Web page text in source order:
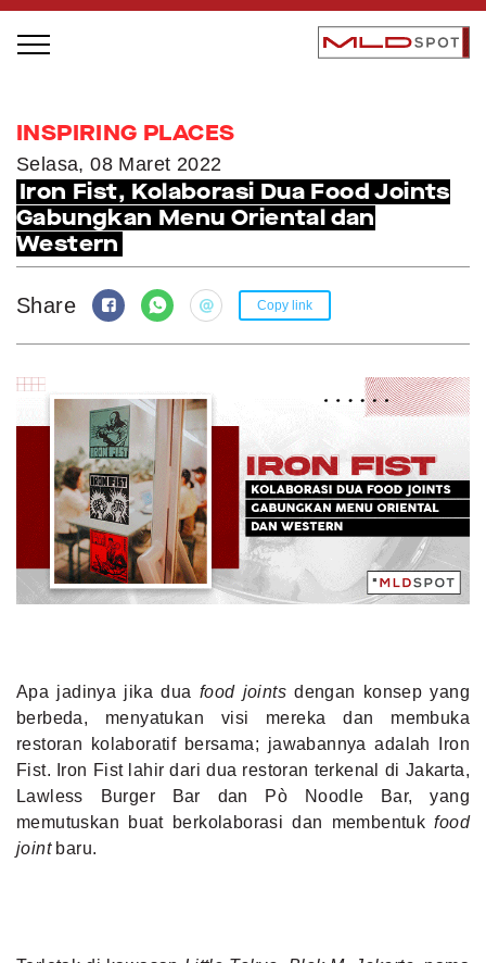
LOCAL GREATNESS
INSPIRING PEOPLE
INSPIRING PRODUCTS
INSPIRING PLACES
INSPIRING COMMUNITIES
TRENDING
EVENTS
MLDPODCAST
VIDEOS
MLDPOINTS
SEARCH
INSPIRING PLACES
Selasa, 08 Maret 2022
Iron Fist, Kolaborasi Dua Food Joints
Gabungkan Menu Oriental dan
Western
Share Copy link
Apa jadinya jika dua food jointsdengan konsep yang
berbeda, menyatukan visi mereka dan membuka
restoran kolaboratif bersama; jawabannya adalah Iron
Fist. Iron Fist lahir dari dua restoran terkenal di Jakarta,
Lawless Burger Bar dan Pò Noodle Bar, yang
memutuskan buat berkolaborasi dan membentukfood
jointbaru.